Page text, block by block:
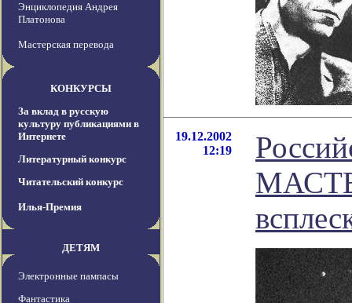
Энциклопедия Андрея
Платонова
Мастерская перевода
КОНКУРСЫ
За вклад в русскую
культуру публикациями в
Интернете
Литературный конкурс
Читательский конкурс
Илья-Премия
ДЕТЯМ
Электронные пампасы
Фантастика
19.12.2002
12:19